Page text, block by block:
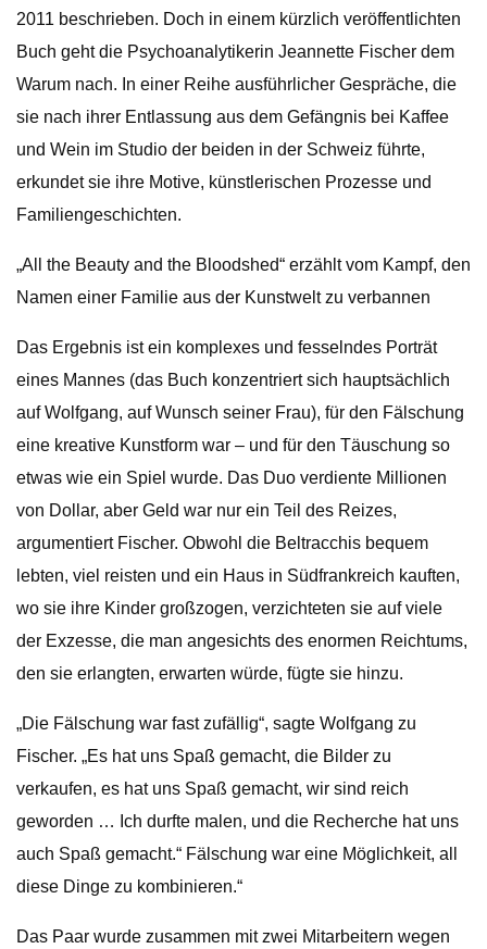
2011 beschrieben. Doch in einem kürzlich veröffentlichten
Buch geht die Psychoanalytikerin Jeannette Fischer dem
Warum nach. In einer Reihe ausführlicher Gespräche, die
sie nach ihrer Entlassung aus dem Gefängnis bei Kaffee
und Wein im Studio der beiden in der Schweiz führte,
erkundet sie ihre Motive, künstlerischen Prozesse und
Familiengeschichten.
„All the Beauty and the Bloodshed“ erzählt vom Kampf, den
Namen einer Familie aus der Kunstwelt zu verbannen
Das Ergebnis ist ein komplexes und fesselndes Porträt
eines Mannes (das Buch konzentriert sich hauptsächlich
auf Wolfgang, auf Wunsch seiner Frau), für den Fälschung
eine kreative Kunstform war – und für den Täuschung so
etwas wie ein Spiel wurde. Das Duo verdiente Millionen
von Dollar, aber Geld war nur ein Teil des Reizes,
argumentiert Fischer. Obwohl die Beltracchis bequem
lebten, viel reisten und ein Haus in Südfrankreich kauften,
wo sie ihre Kinder großzogen, verzichteten sie auf viele
der Exzesse, die man angesichts des enormen Reichtums,
den sie erlangten, erwarten würde, fügte sie hinzu.
„Die Fälschung war fast zufällig“, sagte Wolfgang zu
Fischer. „Es hat uns Spaß gemacht, die Bilder zu
verkaufen, es hat uns Spaß gemacht, wir sind reich
geworden … Ich durfte malen, und die Recherche hat uns
auch Spaß gemacht.“ Fälschung war eine Möglichkeit, all
diese Dinge zu kombinieren.“
Das Paar wurde zusammen mit zwei Mitarbeitern wegen